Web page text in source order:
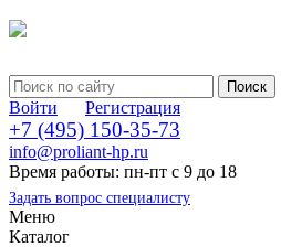
Войти Регистрация
+7 (495) 150-35-73
info@proliant-hp.ru
Время работы: пн-пт с 9 до 18
Задать вопрос специалисту
Меню
Каталог